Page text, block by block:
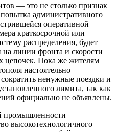
— это не столько признак
административного
оперативной
краткосрочной или
распределения, будет
на линии фронта и скорости
цепочек. Пока же жителям
настоятельно
ненужные поездки и
лимита, так как
официально не объявлены.
промышленности
высокотехнологичного